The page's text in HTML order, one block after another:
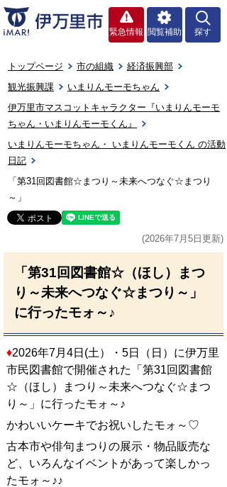
緊急情報 閲覧補助 探す
トップページ 市の組織
経済振興部
観光振興課
いまりんモーモちゃん
伊万里市マスコットキャラクター『いまりんモーモ
ちゃん・いまりんモーモくん』
いまりんモーモちゃん・ いまりんモーモくん の活動
日記
「第31回図書館☆まつり～未来へつなぐ☆まつり
～」
(2026年7月5日更新)
「第31回図書館☆（ほし）まつ
り～未来へつなぐ☆まつり～」
に行ったモォ～♪
♦2026年7月4日(土）・5日（日）に伊万里
市民図書館で開催された「第31回図書館
☆（ほし）まつり～未来へつなぐ☆まつ
り～」に行ったモォ～♪
かわいいケーキでお祝いしたモォ～♡
古本市や俳句まつりの展示・物品販売な
ど、いろんなイベントがあって楽しかっ
たモォ～♪♪